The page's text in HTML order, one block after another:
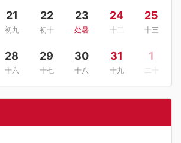
21
初九
22
初十
23
处暑
24
十二
25
十三
28
十六
29
十七
30
十八
31
十九
1
二十